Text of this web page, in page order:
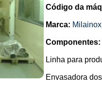
Código da
Marca: Milainox
Componentes:
Linha para
Envasadora